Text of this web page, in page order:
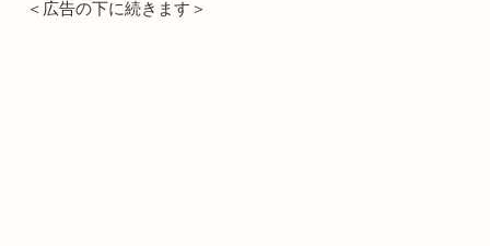
＜広告の下に続きます＞